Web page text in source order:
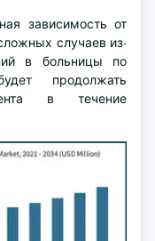
зависимость от
случаев из-
в больницы по
продолжать
в течение